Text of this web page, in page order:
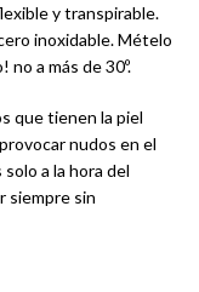
y transpirable.
inoxidable. Mételo
no a más de 30º.
que tienen la piel
nudos en el
a la hora del
siempre sin